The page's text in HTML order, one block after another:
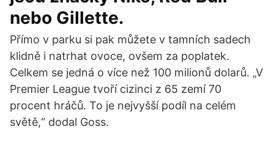
nebo Gillette.
Přímo v parku si pak můžete v tamních sadech
klidně i natrhat ovoce, ovšem za poplatek.
Celkem se jedná o více než 100 milionů dolarů. „V
Premier League tvoří cizinci z 65 zemí 70
procent hráčů. To je nejvyšší podíl na celém
světě,“ dodal Goss.